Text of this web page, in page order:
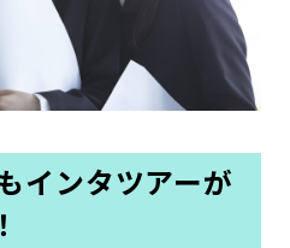
インタツアーが